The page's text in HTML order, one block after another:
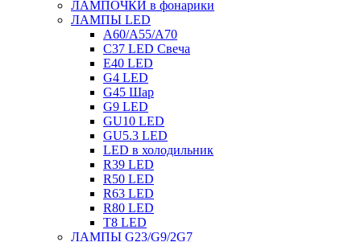
ЛАМПОЧКИ в фонарики
ЛАМПЫ LED
A60/A55/A70
C37 LED Свеча
E40 LED
G4 LED
G45 Шар
G9 LED
GU10 LED
GU5.3 LED
LED в холодильник
R39 LED
R50 LED
R63 LED
R80 LED
T8 LED
ЛАМПЫ G23/G9/2G7